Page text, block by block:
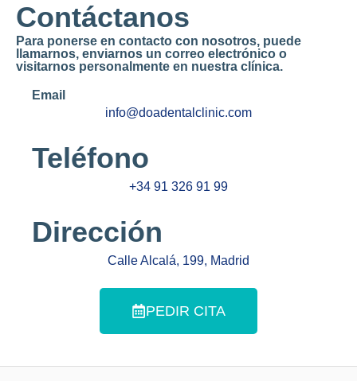
Contáctanos
Para ponerse en contacto con nosotros, puede
llamarnos, enviarnos un correo electrónico o
visitarnos personalmente en nuestra clínica.
Email
info@doadentalclinic.com
Teléfono
+34 91 326 91 99
Dirección
Calle Alcalá, 199, Madrid
PEDIR CITA